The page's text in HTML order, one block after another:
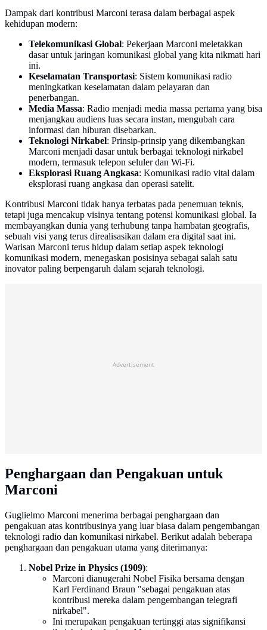
Dampak dari kontribusi Marconi terasa dalam berbagai aspek
kehidupan modern:
Telekomunikasi Global: Pekerjaan Marconi meletakkan
dasar untuk jaringan komunikasi global yang kita nikmati hari
ini.
Keselamatan Transportasi: Sistem komunikasi radio
meningkatkan keselamatan dalam pelayaran dan
penerbangan.
Media Massa: Radio menjadi media massa pertama yang bisa
menjangkau audiens luas secara instan, mengubah cara
informasi dan hiburan disebarkan.
Teknologi Nirkabel: Prinsip-prinsip yang dikembangkan
Marconi menjadi dasar untuk berbagai teknologi nirkabel
modern, termasuk telepon seluler dan Wi-Fi.
Eksplorasi Ruang Angkasa: Komunikasi radio vital dalam
eksplorasi ruang angkasa dan operasi satelit.
Kontribusi Marconi tidak hanya terbatas pada penemuan teknis,
tetapi juga mencakup visinya tentang potensi komunikasi global. Ia
membayangkan dunia yang terhubung tanpa hambatan geografis,
sebuah visi yang terus direalisasikan dalam era digital saat ini.
Warisan Marconi terus hidup dalam setiap aspek teknologi
komunikasi modern, menegaskan posisinya sebagai salah satu
inovator paling berpengaruh dalam sejarah teknologi.
Advertisement
Penghargaan dan Pengakuan untuk
Marconi
Guglielmo Marconi menerima berbagai penghargaan dan
pengakuan atas kontribusinya yang luar biasa dalam pengembangan
teknologi radio dan komunikasi nirkabel. Berikut adalah beberapa
penghargaan dan pengakuan utama yang diterimanya:
Nobel Prize in Physics (1909):
Marconi dianugerahi Nobel Fisika bersama dengan
Karl Ferdinand Braun "sebagai pengakuan atas
kontribusi mereka dalam pengembangan telegrafi
nirkabel".
Ini merupakan pengakuan tertinggi atas signifikansi